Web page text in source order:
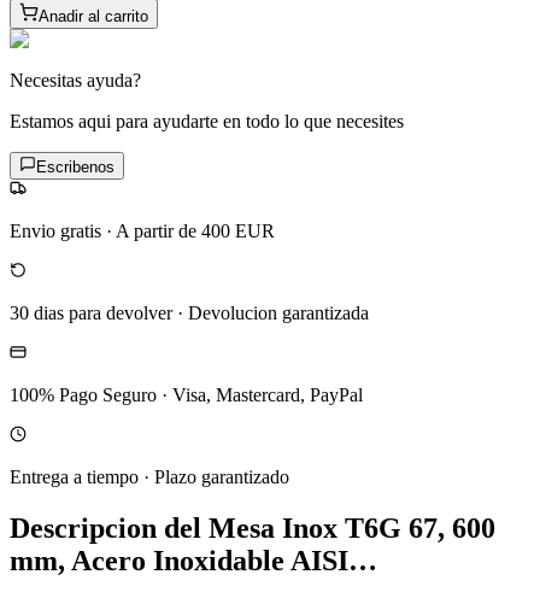
Anadir al carrito
Necesitas ayuda?
Estamos aqui para ayudarte en todo lo que necesites
Escribenos
Envio gratis · A partir de 400 EUR
30 dias para devolver· Devolucion garantizada
100% Pago Seguro · Visa, Mastercard, PayPal
Entrega a tiempo · Plazo garantizado
Descripcion del Mesa Inox T6G 67, 600
mm, Acero Inoxidable AISI…